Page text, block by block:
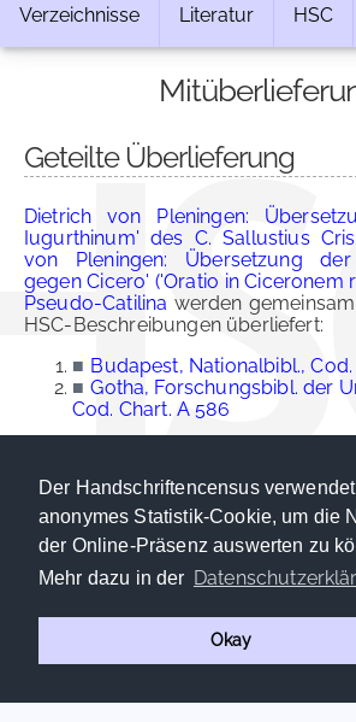
Der Handschriftencensus
anonymes Statistik-Cookie, um die
der Online-Präsenz auswerten zu
Mehr dazu in der
Okay
Verzeichnisse Literatur HSC
Geteilte Überlieferung
Dietrich von Pleningen:
Iugurthinum' des C. Sallustius
von Pleningen: Übersetzung
gegen Cicero' ('Oratio in Ciceronem
Pseudo-Catilina werden
HSC-Beschreibungen überliefert:
■ Budapest, Nationalbibl., Cod.
■ Gotha, Forschungsbibl. der
Cod. Chart. A 586